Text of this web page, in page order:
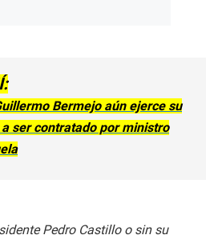
Bermejo aún ejerce su
ser contratado por ministro
Pedro Castillo o sin su